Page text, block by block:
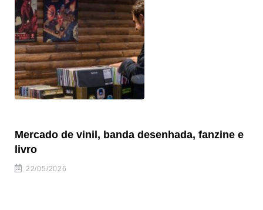
Mercado de vinil, banda desenhada, fanzine e
livro
22/05/2026